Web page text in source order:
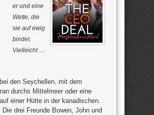
er und eine
Wette, die
sie auf ewig
bindet.
Vielleicht …
den Seychellen, mit dem
durchs Mittelmeer oder eine
einer Hütte in der kanadischen.
Die drei Freunde Bowen, John und